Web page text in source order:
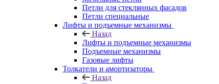
Петли для стеклянных фасадов
Петли специальные
Лифты и подъемные механизмы
Назад
Лифты и подъемные механизмы
Подъемные механизмы
Газовые лифты
Толкатели и амортизаторы
Назад